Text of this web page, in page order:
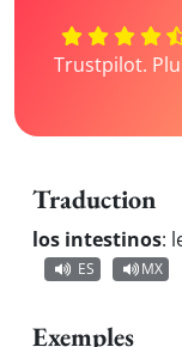
Trustpilot.
Traduction
los intestinos:
ES
MX
Exemples